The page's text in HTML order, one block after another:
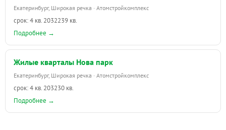
Екатеринбург, Широкая речка · Атомстройкомплекс
срок: 4 кв. 2032239 кв.
Подробнее →
Жилые кварталы Нова парк
Екатеринбург, Широкая речка · Атомстройкомплекс
срок: 4 кв. 203230 кв.
Подробнее →